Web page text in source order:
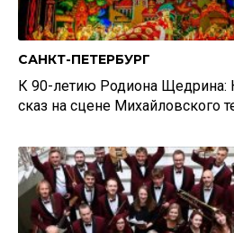
САНКТ-ПЕТЕРБУРГ
К 90-летию Родиона Щедрина:
сказ на сцене Михайловского